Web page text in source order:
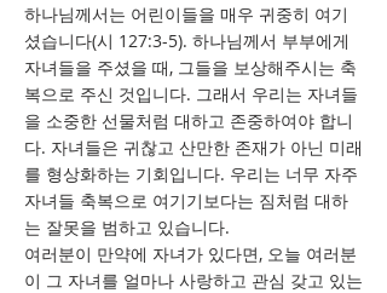
하나님께서는 어린이들을 매우 귀중히 여기
셨습니다(시 127:3-5). 하나님께서 부부에게
자녀들을 주셨을 때, 그들을 보상해주시는 축
복으로 주신 것입니다. 그래서 우리는 자녀들
을 소중한 선물처럼 대하고 존중하여야 합니
다. 자녀들은 귀찮고 산만한 존재가 아닌 미래
를 형상화하는 기회입니다. 우리는 너무 자주
자녀들 축복으로 여기기보다는 짐처럼 대하
는 잘못을 범하고 있습니다.
여러분이 만약에 자녀가 있다면, 오늘 여러분
이 그 자녀를 얼마나 사랑하고 관심 갖고 있는